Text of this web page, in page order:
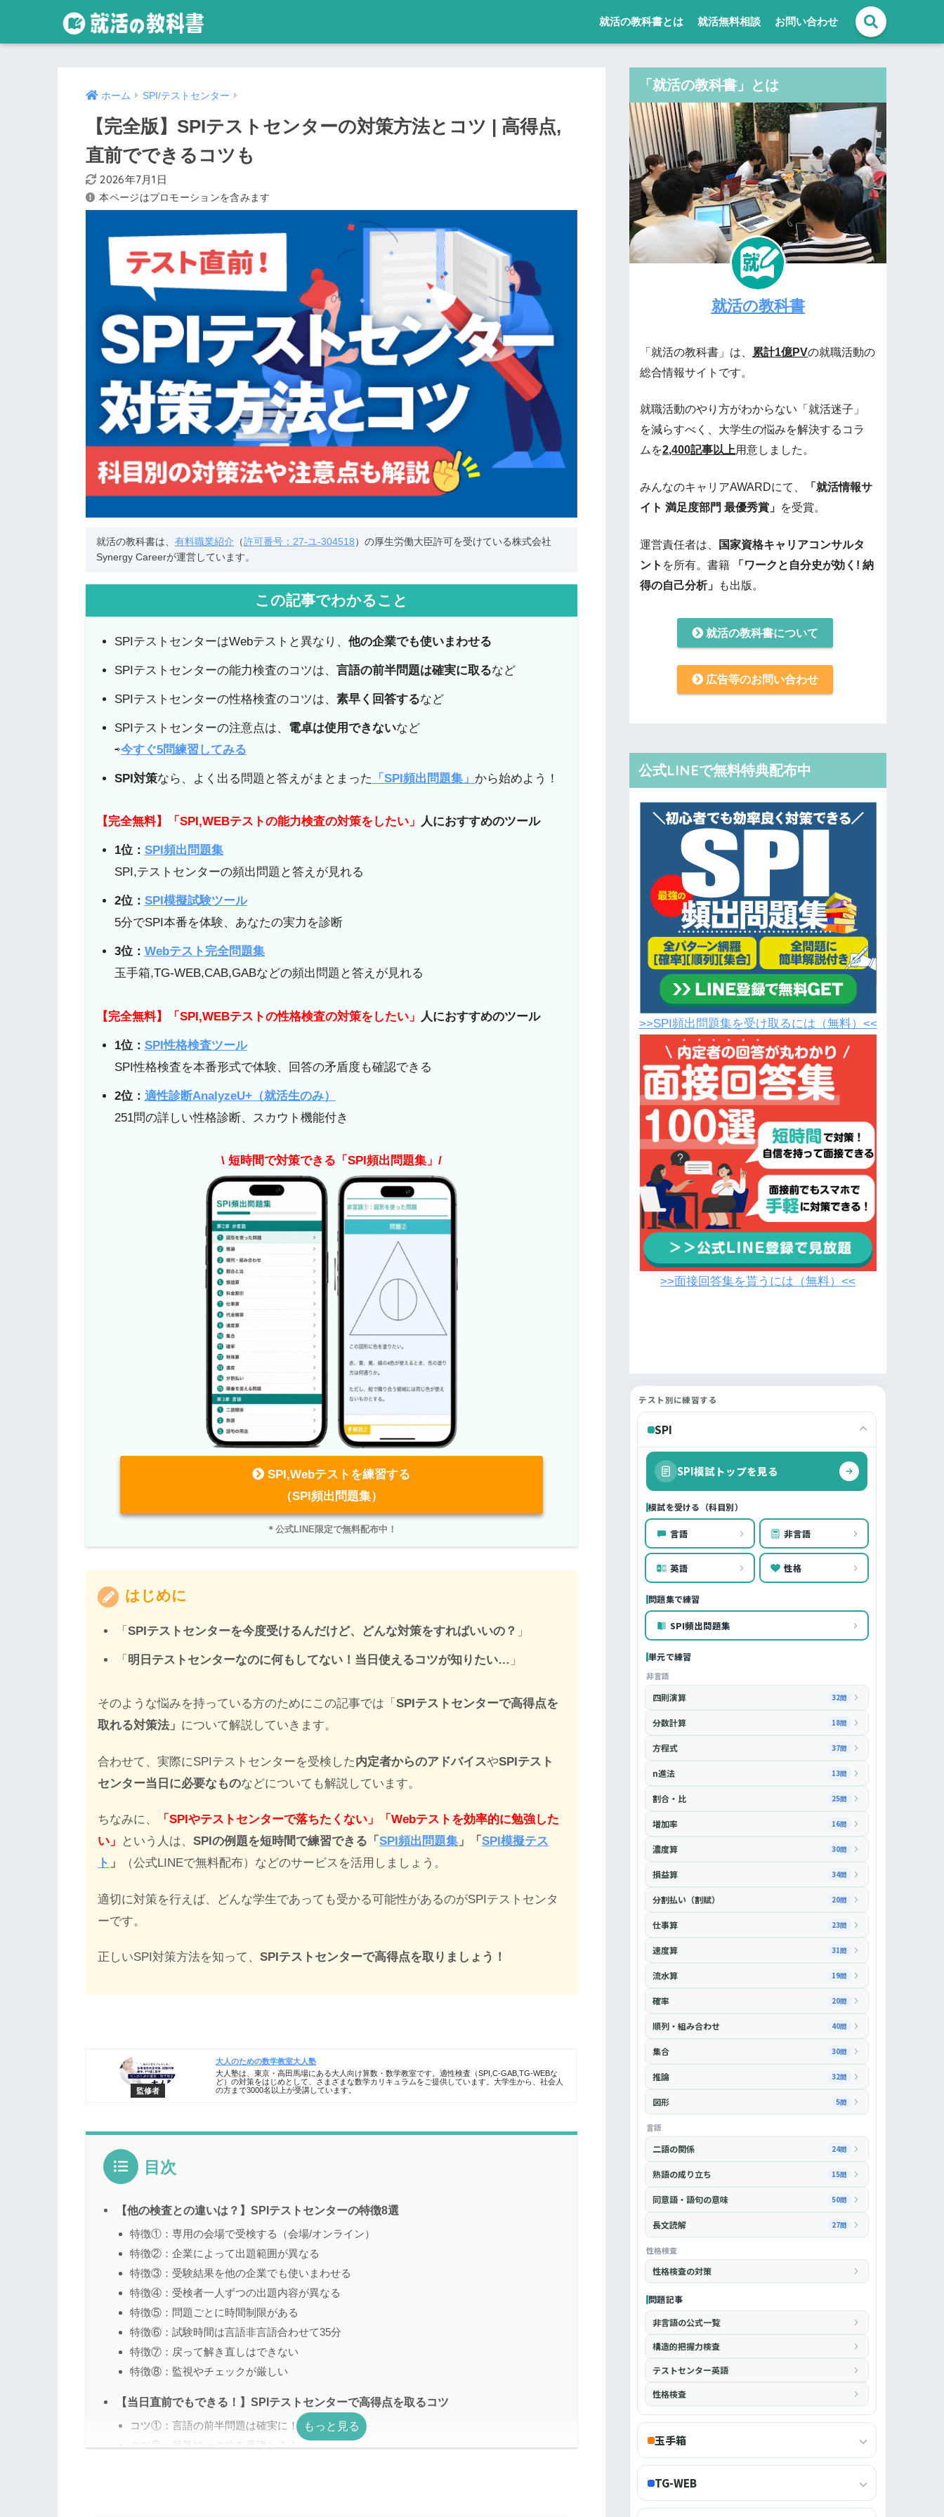
就活の教科書とは 就活無料相談 お問い合わせ
ホーム SPI/テストセンター
【完全版】SPIテストセンターの対策方法とコツ | 高得点,
直前でできるコツも
2026年7月1日
本ページはプロモーションを含みます
就活の教科書は、 有料職業紹介 （許可番号：27-ユ-304518 ）の厚生労働大臣許可を受けている株式会社
Synergy Careerが運営しています。
この記事でわかること
SPIテストセンターはWebテストと異なり、 他の企業でも使いまわせる
SPIテストセンターの能力検査のコツは、 言語の前半問題は確実に取るなど
SPIテストセンターの性格検査のコツは、 素早く回答するなど
SPIテストセンターの注意点は、 電卓は使用できないなど
⇨今すぐ5問練習してみる
SPI対策なら、よく出る問題と答えがまとまった 「SPI頻出問題集」 から始めよう！
【完全無料】「SPI,WEBテストの能力検査の対策をしたい」 人におすすめのツール
1位： SPI頻出問題集
SPI,テストセンターの頻出問題と答えが見れる
2位： SPI模擬試験ツール
5分でSPI本番を体験、あなたの実力を診断
3位： Webテスト完全問題集
玉手箱,TG-WEB,CAB,GABなどの頻出問題と答えが見れる
【完全無料】「SPI,WEBテストの性格検査の対策をしたい」 人におすすめのツール
1位： SPI性格検査ツール
SPI性格検査を本番形式で体験、回答の矛盾度も確認できる
2位： 適性診断AnalyzeU+（就活生のみ）
251問の詳しい性格診断、スカウト機能付き
\ 短時間で対策できる「SPI頻出問題集」/
SPI,Webテストを練習する
（SPI頻出問題集）
＊公式LINE限定で無料配布中！
はじめに
「 SPIテストセンターを今度受けるんだけど、どんな対策をすればいいの？ 」
「 明日テストセンターなのに何もしてない！当日使えるコツが知りたい… 」
そのような悩みを持っている方のためにこの記事では「SPIテストセンターで高得点を
取れる対策法」 について解説していきます。
合わせて、実際にSPIテストセンターを受検した内定者からのアドバイスやSPIテスト
センター当日に必要なものなどについても解説しています。
ちなみに、
「SPIやテストセンターで落ちたくない」「Webテストを効率的に勉強した
い」
という人は、SPIの例題を短時間で練習できる「SPI頻出問題集 」「SPI模擬テス
ト 」 （公式LINEで無料配布）などのサービスを活用しましょう。
適切に対策を行えば、どんな学生であっても受かる可能性があるのがSPIテストセンタ
ーです。
正しいSPI対策方法を知って、SPIテストセンターで高得点を取りましょう！
監修者
大人のための数学教室大人塾
大人塾は、東京・高田馬場にある大人向け算数・数学教室です。適性検査（SPI,C-GAB,TG-WEBな
ど）の対策をはじめとして、さまざまな数学カリキュラムをご提供しています。大学生から、社会人
の方まで3000名以上が受講しています。
目次
【他の検査との違いは？】SPIテストセンターの特徴8選
特徴①：専用の会場で受検する（会場/オンライン）
特徴②：企業によって出題範囲が異なる
特徴③：受験結果を他の企業でも使いまわせる
特徴④：受検者一人ずつの出題内容が異なる
特徴⑤：問題ごとに時間制限がある
特徴⑥：試験時間は言語非言語合わせて35分
特徴⑦：戻って解き直しはできない
特徴⑧：監視やチェックが厳しい
【当日直前でもできる！】SPIテストセンターで高得点を取るコツ
コツ①：言語の前半問題は確実に！
コツ②：筆算は一の位を意識しろ！
「就活の教科書」とは
就活の教科書
「就活の教科書」は、 累計1億PVの就職活動の
総合情報サイトです。
就職活動のやり方がわからない「就活迷子」
を減らすべく、大学生の悩みを解決するコラ
ムを2,400記事以上用意しました。
みんなのキャリアAWARDにて、
「就活情報サ
イト 満足度部門 最優秀賞」 を受賞。
運営責任者は、
国家資格キャリアコンサルタ
ント を所有。書籍 「ワークと自分史が効く! 納
得の自己分析」
も出版。
就活の教科書について
広告等のお問い合わせ
公式LINEで無料特典配布中
>>SPI頻出問題集を受け取るには（無料）<<
>>面接回答集を貰うには（無料）<<
テスト別に練習する
SPI
SPI模試トップを見る
模試を受ける（科目別）
言語 非言語
A B 英語 性格
問題集で練習
SPI頻出問題集
単元で練習
非言語
四則演算 32問
分数計算 18問
方程式 37問
n進法 13問
割合・比 25問
増加率 16問
濃度算 30問
損益算 34問
分割払い（割賦） 20問
仕事算 23問
速度算 31問
流水算 19問
確率 20問
順列・組み合わせ 40問
集合 30問
推論 32問
図形 5問
言語
二語の関係 24問
熟語の成り立ち 15問
同意語・語句の意味 50問
長文読解 27問
性格検査
性格検査の対策
問題記事
非言語の公式一覧
構造的把握力検査
テストセンター英語
性格検査
玉手箱
TG-WEB